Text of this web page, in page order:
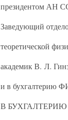
президентом АН
Заведующий
теоретической
академик В. Л.
и в бухгалтерию
В